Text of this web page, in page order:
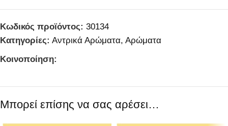
Κωδικός προϊόντος: 30134
Κατηγορίες: Αντρικά Αρώματα, Αρώματα
Κοινοποίηση:
Μπορεί επίσης να σας αρέσει…